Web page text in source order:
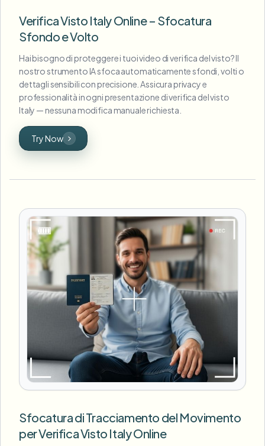
Verifica Visto Italy Online – Sfocatura
Sfondo e Volto
Hai bisogno di proteggere i tuoi video di verifica del visto? Il
nostro strumento IA sfoca automaticamente sfondi, volti o
dettagli sensibili con precisione. Assicura privacy e
professionalità in ogni presentazione di verifica del visto
Italy — nessuna modifica manuale richiesta.
Try Now
Sfocatura di Tracciamento del Movimento
per Verifica Visto Italy Online